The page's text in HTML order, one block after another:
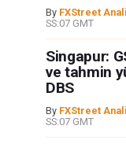
By FXStreet
SS:07 GMT
Singapur:
ve tahmin
DBS
By FXStreet
SS:07 GMT